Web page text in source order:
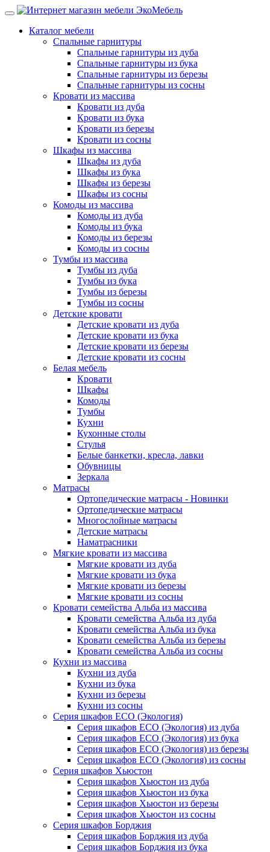
Каталог мебели
Спальные гарнитуры
Спальные гарнитуры из дуба
Спальные гарнитуры из бука
Спальные гарнитуры из березы
Спальные гарнитуры из сосны
Кровати из массива
Кровати из дуба
Кровати из бука
Кровати из березы
Кровати из сосны
Шкафы из массива
Шкафы из дуба
Шкафы из бука
Шкафы из березы
Шкафы из сосны
Комоды из массива
Комоды из дуба
Комоды из бука
Комоды из березы
Комоды из сосны
Тумбы из массива
Тумбы из дуба
Тумбы из бука
Тумбы из березы
Тумбы из сосны
Детские кровати
Детские кровати из дуба
Детские кровати из бука
Детские кровати из березы
Детские кровати из сосны
Белая мебель
Кровати
Шкафы
Комоды
Тумбы
Кухни
Кухонные столы
Стулья
Белые банкетки, кресла, лавки
Обувницы
Зеркала
Матрасы
Ортопедические матрасы - Новинки
Ортопедические матрасы
Многослойные матрасы
Детские матрасы
Наматрасники
Мягкие кровати из массива
Мягкие кровати из дуба
Мягкие кровати из бука
Мягкие кровати из березы
Мягкие кровати из сосны
Кровати семейства Альба из массива
Кровати семейства Альба из дуба
Кровати семейства Альба из бука
Кровати семейства Альба из березы
Кровати семейства Альба из сосны
Кухни из массива
Кухни из дуба
Кухни из бука
Кухни из березы
Кухни из сосны
Серия шкафов ECO (Экология)
Серия шкафов ECO (Экология) из дуба
Серия шкафов ECO (Экология) из бука
Серия шкафов ECO (Экология) из березы
Серия шкафов ECO (Экология) из сосны
Серия шкафов Хьюстон
Серия шкафов Хьюстон из дуба
Серия шкафов Хьюстон из бука
Серия шкафов Хьюстон из березы
Серия шкафов Хьюстон из сосны
Серия шкафов Борджия
Серия шкафов Борджия из дуба
Серия шкафов Борджия из бука